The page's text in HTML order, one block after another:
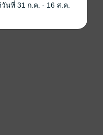
นที่ 31 ก.ค. - 16 ส.ค.